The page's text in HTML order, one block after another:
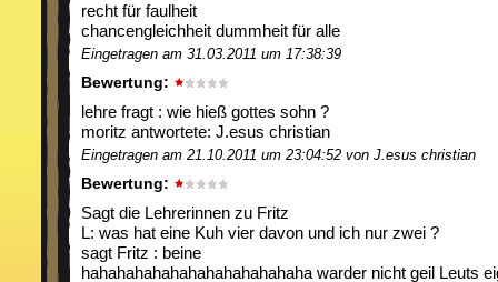
recht für faulheit
chancengleichheit dummheit für alle
Eingetragen am 31.03.2011 um 17:38:39
Bewertung:
lehre fragt : wie hieß gottes sohn ?
moritz antwortete: J.esus christian
Eingetragen am 21.10.2011 um 23:04:52 von J.esus christian
Bewertung:
Sagt die Lehrerinnen zu Fritz
L: was hat eine Kuh vier davon und ich nur zwei ?
sagt Fritz : beine
hahahahahahahahahahahahaha warder nicht geil Leuts